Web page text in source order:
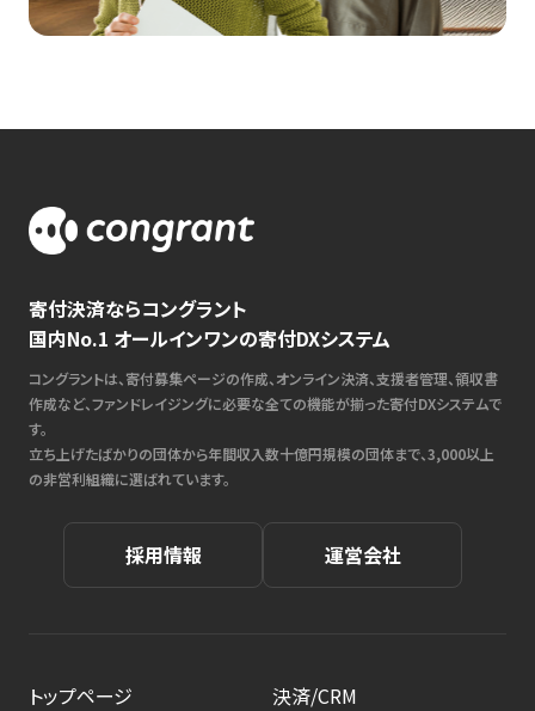
寄付決済ならコングラント
国内No.1 オールインワンの寄付DXシステム
コングラントは、寄付募集ページの作成、オンライン決済、支援者管理、領収書
作成など、ファンドレイジングに必要な全ての機能が揃った寄付DXシステムで
す。
立ち上げたばかりの団体から年間収入数十億円規模の団体まで、3,000以上
の非営利組織に選ばれています。
採用情報 運営会社
トップページ
決済/CRM